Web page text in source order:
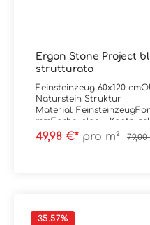
Ergon Stone Project
strutturato
Feinsteinzeug 60x120
Naturstein Struktur
Material:
mmFarbe: black Kante:
strutturato / mattAbrieb/
49,98 €* pro m²
35.57%